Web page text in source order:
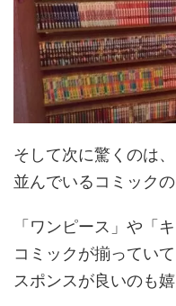
そして次に驚くのは
並んでいるコミックの
「ワンピース」や「
コミックが揃ってい
スポンスが良いのも嬉